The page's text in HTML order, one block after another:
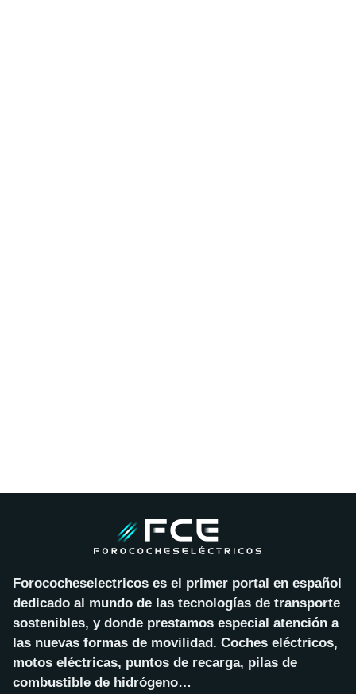
Forococheselectricos es el primer portal en español
dedicado al mundo de las tecnologías de transporte
sostenibles, y donde prestamos especial atención a
las nuevas formas de movilidad. Coches eléctricos,
motos eléctricas, puntos de recarga, pilas de
combustible de hidrógeno…